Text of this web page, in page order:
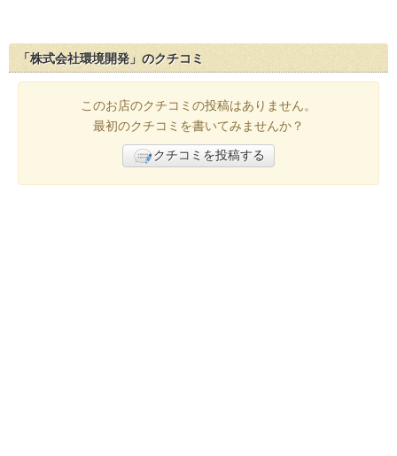
「株式会社環境開発」のクチコミ
このお店のクチコミの投稿はありません。
最初のクチコミを書いてみませんか？
クチコミを投稿する